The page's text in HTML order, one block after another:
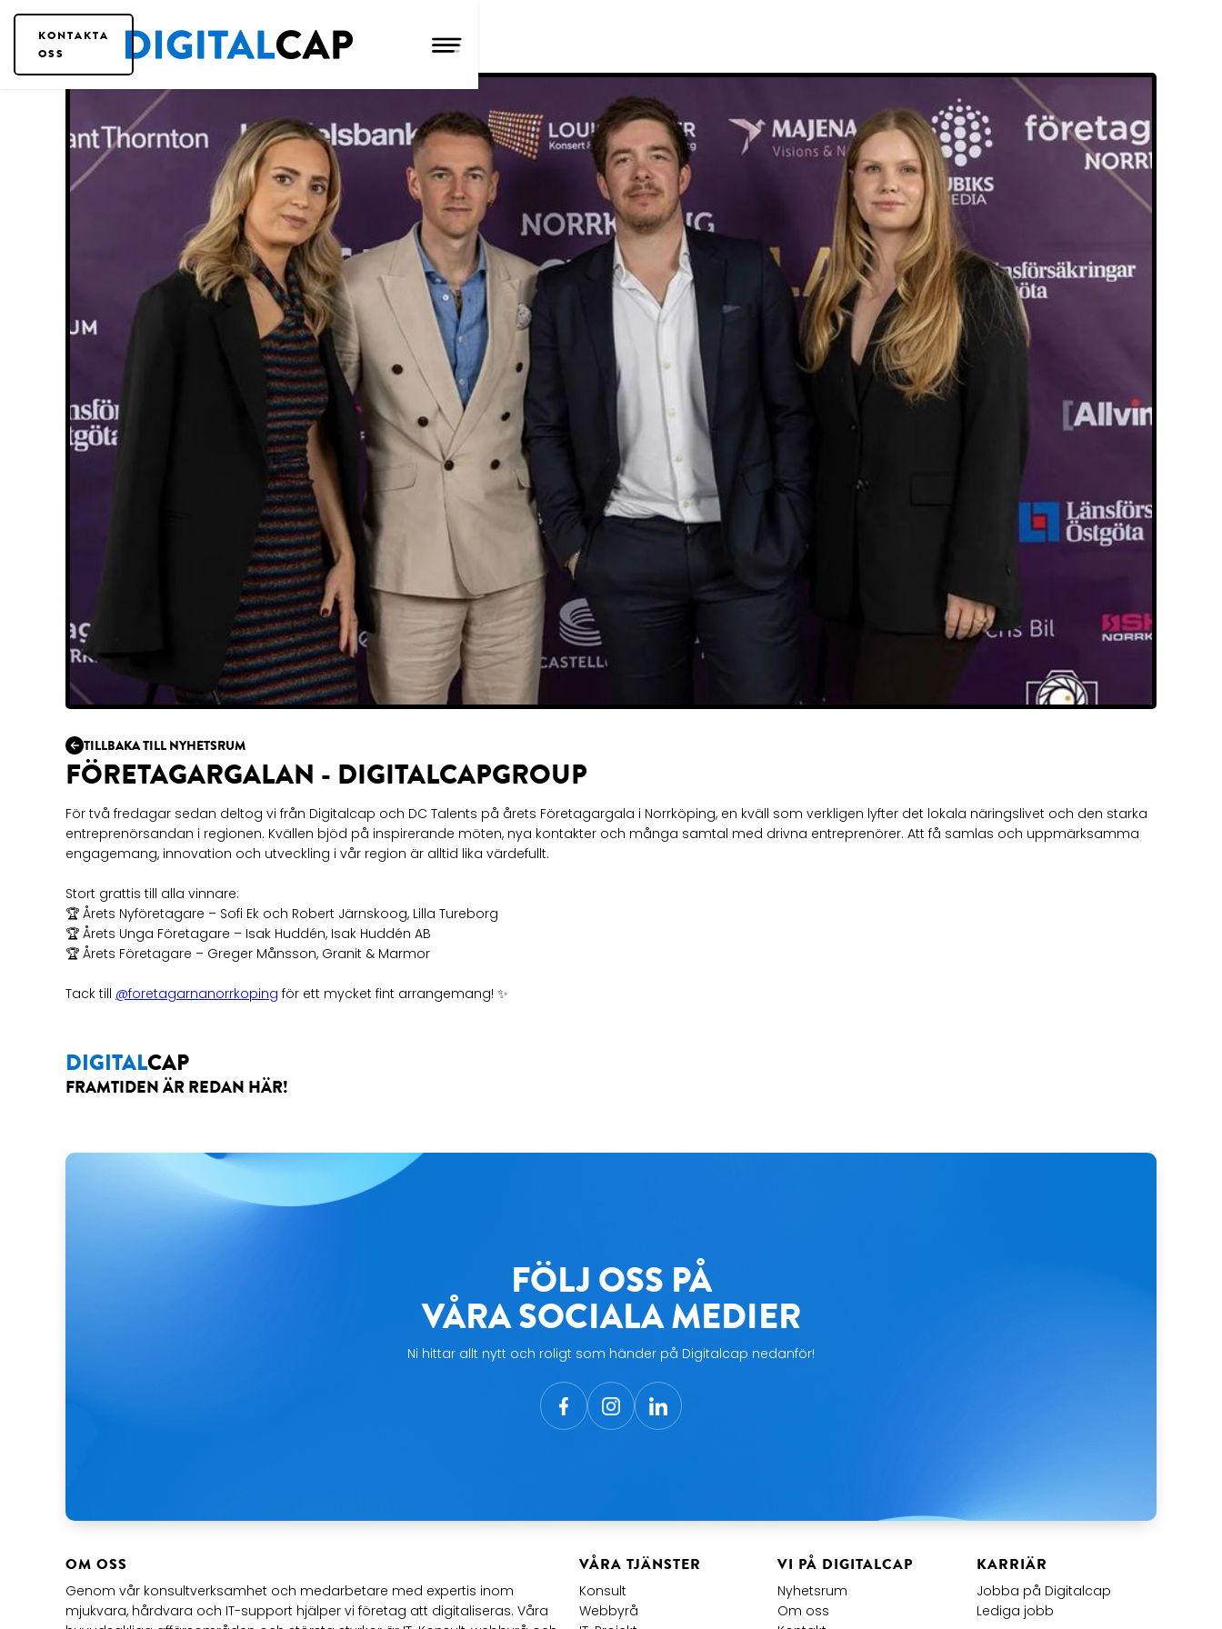
KONTAKTA
OSS
TILLBAKA TILL NYHETSRUM
FÖRETAGARGALAN - DIGITALCAPGROUP
För två fredagar sedan deltog vi från Digitalcap och DC Talents på årets Företagargala i Norrköping, en kväll som verkligen lyfter det lokala näringslivet och den starka
entreprenörsandan i regionen. Kvällen bjöd på inspirerande möten, nya kontakter och många samtal med drivna entreprenörer. Att få samlas och uppmärksamma
engagemang, innovation och utveckling i vår region är alltid lika värdefullt.
Stort grattis till alla vinnare:
🏆 Årets Nyföretagare – Sofi Ek och Robert Järnskoog, Lilla Tureborg
🏆 Årets Unga Företagare – Isak Huddén, Isak Huddén AB
🏆 Årets Företagare – Greger Månsson, Granit & Marmor
Tack till @foretagarnanorrkoping för ett mycket fint arrangemang! ✨
DIGITALCAP
FRAMTIDEN ÄR REDAN HÄR!
FÖLJ OSS PÅ
VÅRA SOCIALA MEDIER
Ni hittar allt nytt och roligt som händer på Digitalcap nedanför!
OM OSS
Genom vår konsultverksamhet och medarbetare med expertis inom
mjukvara, hårdvara och IT-support hjälper vi företag att digitaliseras. Våra
VÅRA TJÄNSTER
Konsult
Webbyrå
VI PÅ DIGITALCAP
Nyhetsrum
Om oss
KARRIÄR
Jobba på Digitalcap
Lediga jobb